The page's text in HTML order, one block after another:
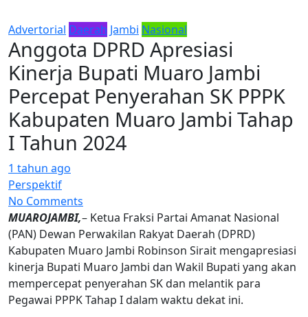
Advertorial Daerah Jambi Nasional
Anggota DPRD Apresiasi
Kinerja Bupati Muaro Jambi
Percepat Penyerahan SK PPPK
Kabupaten Muaro Jambi Tahap
I Tahun 2024
1 tahun ago
Perspektif
No Comments
MUAROJAMBI,– Ketua Fraksi Partai Amanat Nasional
(PAN) Dewan Perwakilan Rakyat Daerah (DPRD)
Kabupaten Muaro Jambi Robinson Sirait mengapresiasi
kinerja Bupati Muaro Jambi dan Wakil Bupati yang akan
mempercepat penyerahan SK dan melantik para
Pegawai PPPK Tahap I dalam waktu dekat ini.